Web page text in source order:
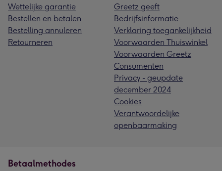
Wettelijke garantie
Bestellen en betalen
Bestelling annuleren
Retourneren
Greetz geeft
Bedrijfsinformatie
Verklaring toegankelijkheid
Voorwaarden Thuiswinkel
Voorwaarden Greetz
Consumenten
Privacy - geupdate
december 2024
Cookies
Verantwoordelijke
openbaarmaking
Betaalmethodes